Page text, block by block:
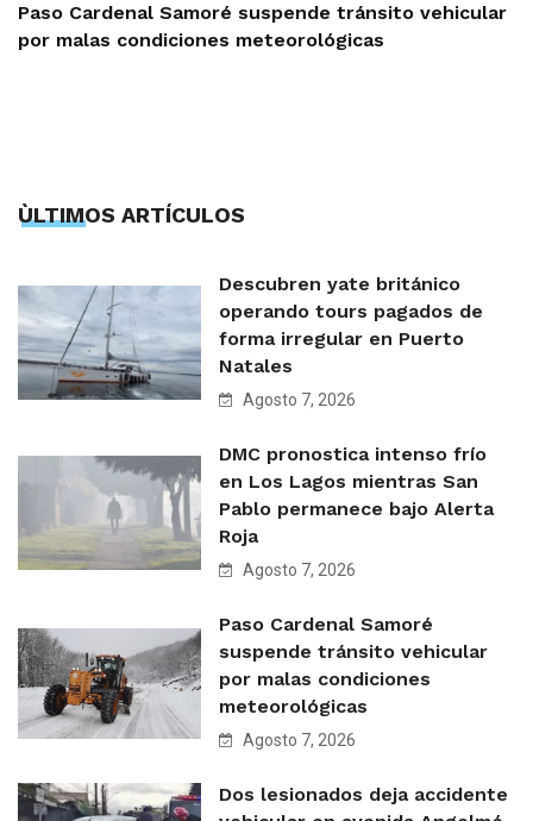
Paso Cardenal Samoré suspende tránsito vehicular
por malas condiciones meteorológicas
ÙLTIMOS ARTÍCULOS
Descubren yate británico
operando tours pagados de
forma irregular en Puerto
Natales
Agosto 7, 2026
DMC pronostica intenso frío
en Los Lagos mientras San
Pablo permanece bajo Alerta
Roja
Agosto 7, 2026
Paso Cardenal Samoré
suspende tránsito vehicular
por malas condiciones
meteorológicas
Agosto 7, 2026
Dos lesionados deja accidente